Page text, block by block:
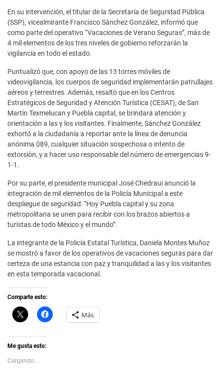
En su intervención, el titular de la Secretaría de Seguridad Pública
(SSP), vicealmirante Francisco Sánchez González, informó que
como parte del operativo “Vacaciones de Verano Seguras”, más de
4 mil elementos de los tres niveles de gobierno reforzarán la
vigilancia en todo el estado.
Puntualizó que, con apoyo de las 13 torres móviles de
videovigilancia, los cuerpos de seguridad implementarán patrullajes
aéreos y terrestres. Además, resaltó que en los Centros
Estratégicos de Seguridad y Atención Turística (CESAT), de San
Martín Texmelucan y Puebla capital, se brindará atención y
orientación a las y los visitantes. Finalmente, Sánchez González
exhortó a la ciudadanía a reportar ante la línea de denuncia
anónima 089, cualquier situación sospechosa o intento de
extorsión, y a hacer uso responsable del número de emergencias 9-
1-1.
Por su parte, el presidente municipal José Chedraui anunció la
integración de mil elementos de la Policía Municipal a este
despliegue de seguridad: “Hoy Puebla capital y su zona
metropolitana se unen para recibir con los brazos abiertos a
turistas de todo México y el mundo”.
La integrante de la Policía Estatal Turística, Daniela Montes Muñoz
se mostró a favor de los operativos de vacaciones seguras para dar
certeza de una estancia con paz y tranquilidad a las y los visitantes
en esta temporada vacacional.
Comparte esto:
C
l
k
t
s
h
H
a Más
Me gusta esto:
Cargando...